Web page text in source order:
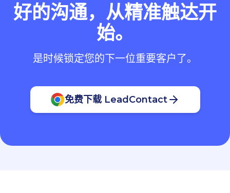
好的沟通，从精准触达开
始。
是时候锁定您的下一位重要客户了。
免费下载 LeadContact